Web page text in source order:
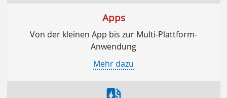
Apps
Von der kleinen App bis zur Multi-Plattform-
Anwendung
Mehr dazu